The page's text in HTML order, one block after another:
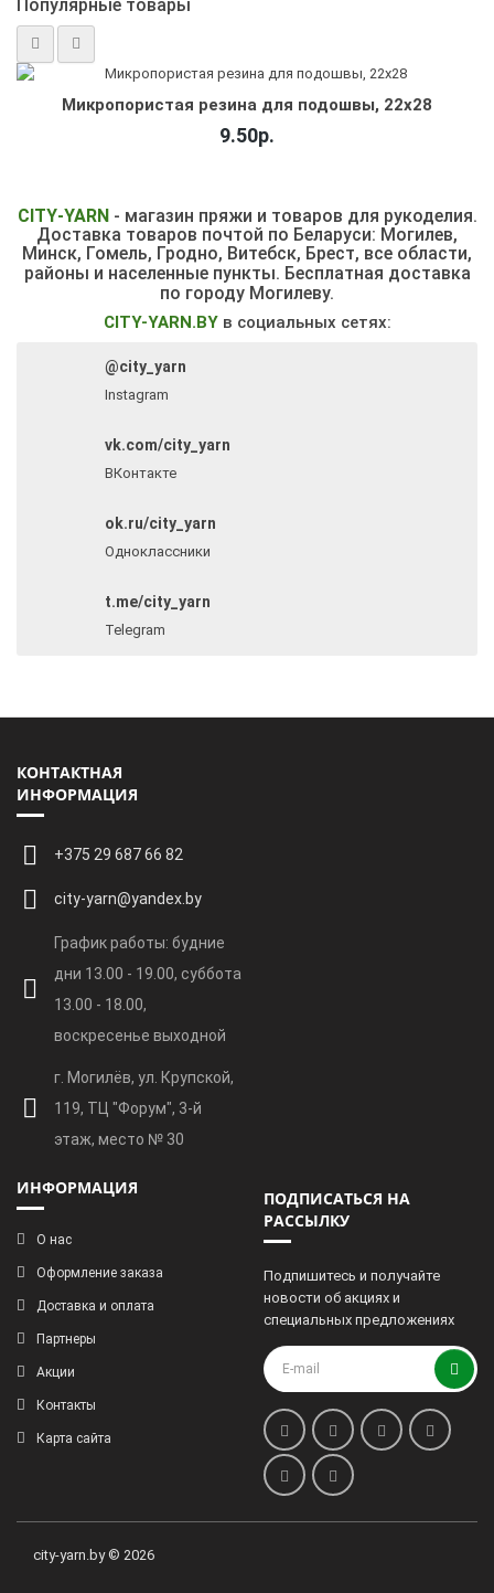
Популярные товары
Микропористая резина для подошвы, 22х28
9.50р.
CITY-YARN - магазин пряжи и товаров для рукоделия.
Доставка товаров почтой по Беларуси: Могилев,
Минск, Гомель, Гродно, Витебск, Брест, все области,
районы и населенные пункты. Бесплатная доставка
по городу Могилеву.
CITY-YARN.BY в социальных сетях:
@city_yarn
Instagram
vk.com/city_yarn
ВКонтакте
ok.ru/city_yarn
Одноклассники
t.me/city_yarn
Telegram
КОНТАКТНАЯ
ИНФОРМАЦИЯ
+375 29 687 66 82
city-yarn@yandex.by
График работы: будние
дни 13.00 - 19.00, суббота
13.00 - 18.00,
воскресенье выходной
г. Могилёв, ул. Крупской,
119, ТЦ "Форум", 3-й
этаж, место № 30
ИНФОРМАЦИЯ
О нас
Оформление заказа
Доставка и оплата
Партнеры
Акции
Контакты
Карта сайта
ПОДПИСАТЬСЯ НА
РАССЫЛКУ
Подпишитесь и получайте
новости об акциях и
специальных предложениях
city-yarn.by © 2026